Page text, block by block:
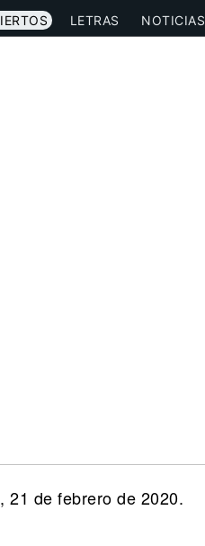
LETRAS NOTICIAS
21 de febrero de 2020.